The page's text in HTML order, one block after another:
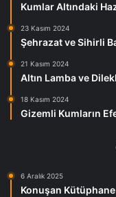
Kumlar Altındaki
23 Kasım 2024
Şehrazat ve Sihirli
21 Kasım 2024
Altın Lamba ve
18 Kasım 2024
Gizemli Kumların
6 Aralık 2025
Konuşan